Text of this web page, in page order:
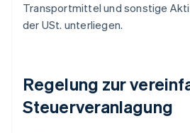
Transportmittel und sonstige
der USt. unterliegen.
Regelung zur
Steuerveranlagung